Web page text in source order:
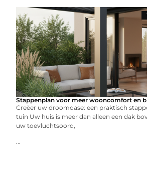
Stappenplan voor meer wooncomfort en
Creëer uw droomoase: een praktisch
tuin Uw huis is meer dan alleen een dak
uw toevluchtsoord,
...